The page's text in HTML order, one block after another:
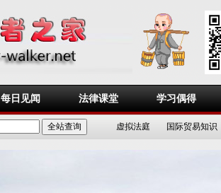
每日见闻 法律课堂 学习偶得
虚拟法庭 国际贸易知识